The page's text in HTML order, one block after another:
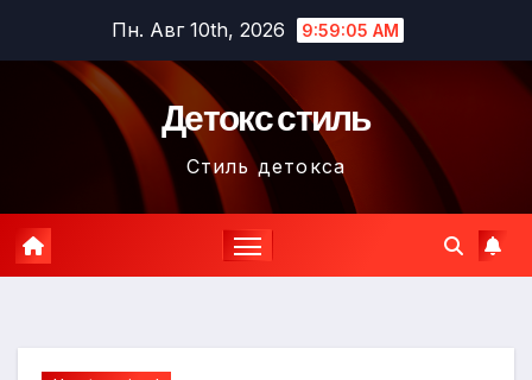
содержимому
Пн. Авг 10th, 2026 9:59:06 AM
Детокс стиль
Стиль детокса